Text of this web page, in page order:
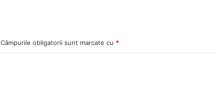
Câmpurile obligatorii sunt marcate cu *